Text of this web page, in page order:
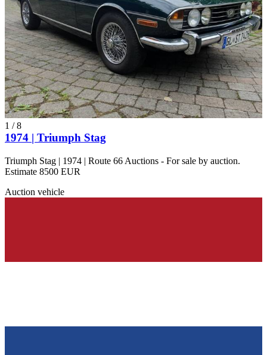
1 /8
1974 | Triumph Stag
Triumph Stag | 1974 | Route 66 Auctions - For sale by auction.
Estimate 8500 EUR
Auction vehicle